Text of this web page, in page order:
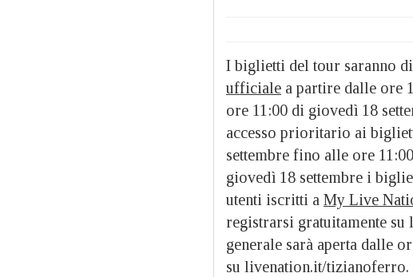
I biglietti del tour saranno
ufficiale a partire dalle ore
ore 11:00 di giovedì 18
accesso prioritario ai
settembre fino alle ore
giovedì 18 settembre i
utenti iscritti a My Live
registrarsi gratuitamente
generale sarà aperta dalle
su livenation.it/